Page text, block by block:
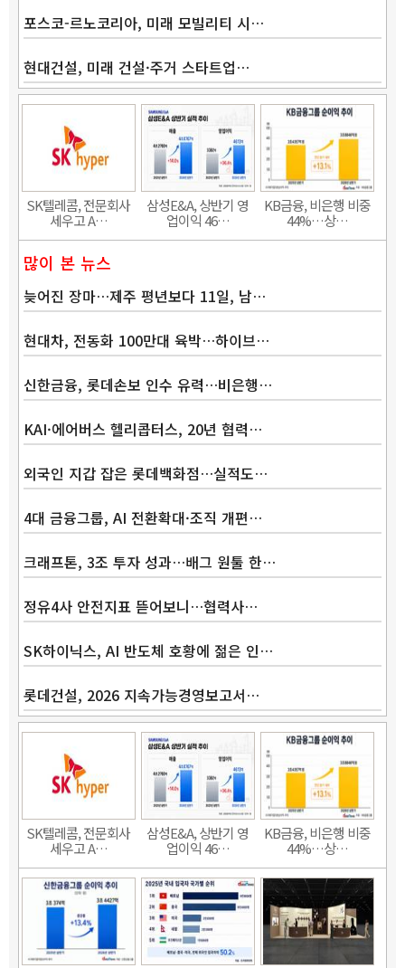
포스코-르노코리아, 미래 모빌리티 시…
현대건설, 미래 건설·주거 스타트업…
SK텔레콤, 전문회사
세우고 A…
삼성E&A, 상반기 영
업이익 46…
KB금융, 비은행 비중
44%…상…
많이 본 뉴스
늦어진 장마…제주 평년보다 11일, 남…
현대차, 전동화 100만대 육박…하이브…
신한금융, 롯데손보 인수 유력…비은행…
KAI·에어버스 헬리콥터스, 20년 협력…
외국인 지갑 잡은 롯데백화점…실적도…
4대 금융그룹, AI 전환확대·조직 개편…
크래프톤, 3조 투자 성과…배그 원툴 한…
정유4사 안전지표 뜯어보니…협력사…
SK하이닉스, AI 반도체 호황에 젊은 인…
롯데건설, 2026 지속가능경영보고서…
SK텔레콤, 전문회사
세우고 A…
삼성E&A, 상반기 영
업이익 46…
KB금융, 비은행 비중
44%…상…